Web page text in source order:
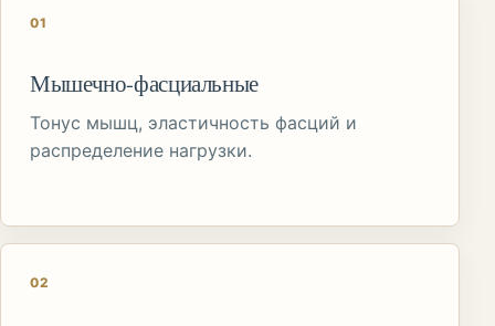
01
Мышечно-фасциальные
Тонус мышц, эластичность фасций и
распределение нагрузки.
02